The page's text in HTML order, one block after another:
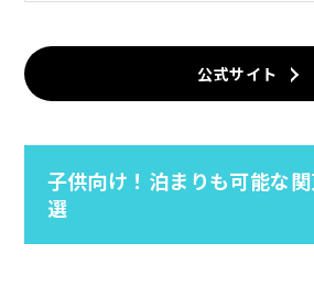
公式サイト
子供向け！泊まりも可能な
選